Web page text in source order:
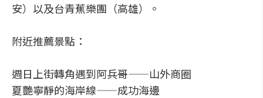
安）以及台青蕉樂團（高雄）。
附近推薦景點：
週日上街轉角遇到阿兵哥——山外商圈
夏艷寧靜的海岸線——成功海邊